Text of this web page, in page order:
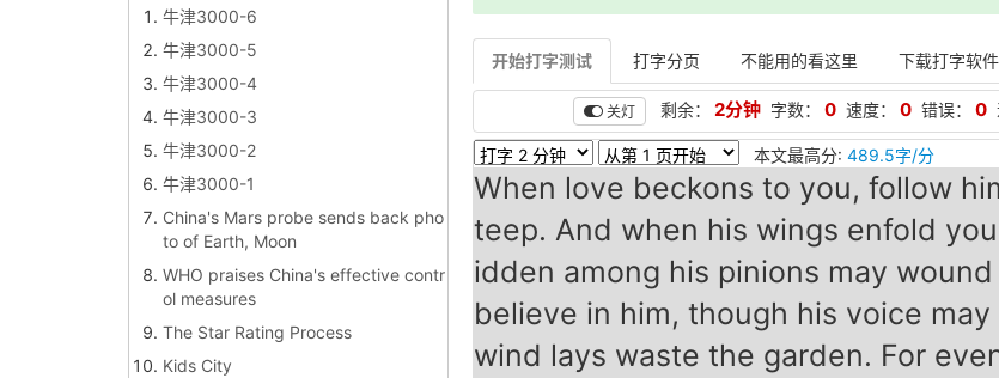
牛津3000-6
牛津3000-5
牛津3000-4
牛津3000-3
牛津3000-2
牛津3000-1
China's Mars probe sends back pho
to of Earth, Moon
WHO praises China's effective contr
ol measures
The Star Rating Process
Kids City
开始打字测试 打字分页 不能用的看这里 下载打字软件
关灯 剩余： 2分钟字数： 0速度： 0错误： 0
本文最高分: 489.5字/分
When love beckons to you, follow
teep. And when his wings enfold
idden among his pinions may
believe in him, though his voice
wind lays waste the garden. For